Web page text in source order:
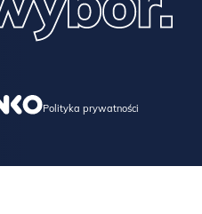
Polityka prywatności